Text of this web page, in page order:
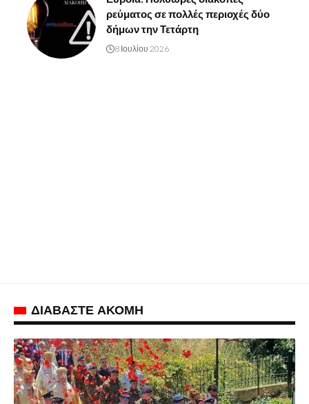
ρεύματος σε πολλές περιοχές δύο
δήμων την Τετάρτη
8 Ιουλίου 2026
ΔΙΑΒΑΣΤΕ ΑΚΟΜΗ